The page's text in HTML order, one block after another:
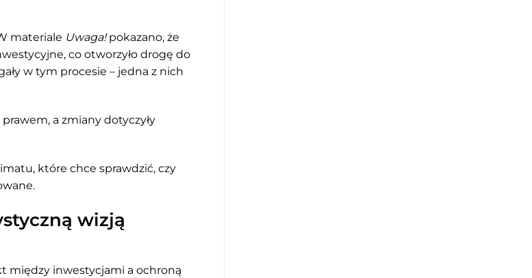
materiale Uwaga!pokazano, że
co otworzyło drogę do
w tym procesie – jedna z nich
a zmiany dotyczyły
które chce sprawdzić, czy
wizją
między inwestycjami a ochroną